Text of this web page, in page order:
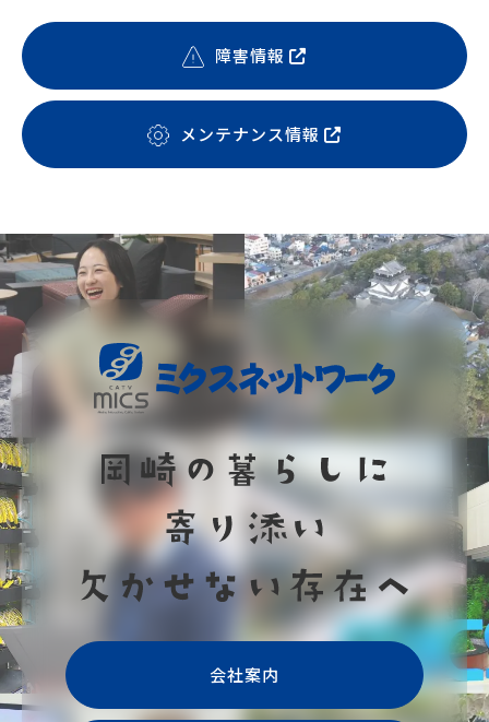
障害情報
メンテナンス情報
会社案内